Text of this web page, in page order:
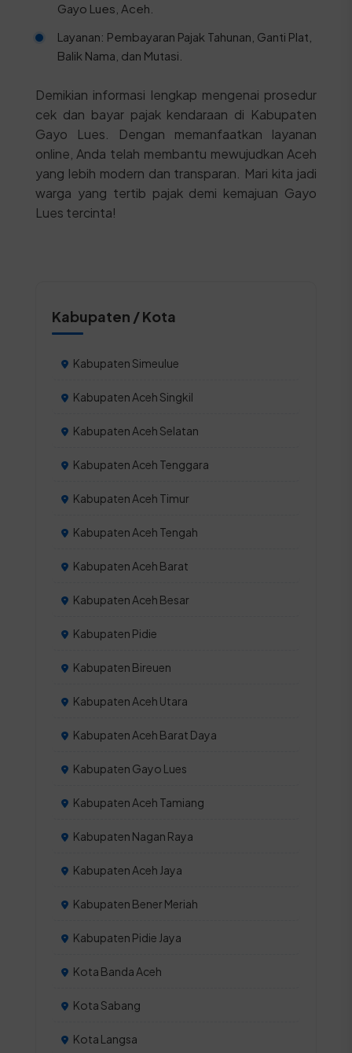
Gayo Lues, Aceh.
Layanan: Pembayaran Pajak Tahunan, Ganti Plat,
Balik Nama, dan Mutasi.
Demikian informasi lengkap mengenai prosedur
cek dan bayar pajak kendaraan di Kabupaten
Gayo Lues. Dengan memanfaatkan layanan
online, Anda telah membantu mewujudkan Aceh
yang lebih modern dan transparan. Mari kita jadi
warga yang tertib pajak demi kemajuan Gayo
Lues tercinta!
Kabupaten / Kota
Kabupaten Simeulue
Kabupaten Aceh Singkil
Kabupaten Aceh Selatan
Kabupaten Aceh Tenggara
Kabupaten Aceh Timur
Kabupaten Aceh Tengah
Kabupaten Aceh Barat
Kabupaten Aceh Besar
Kabupaten Pidie
Kabupaten Bireuen
Kabupaten Aceh Utara
Kabupaten Aceh Barat Daya
Kabupaten Gayo Lues
Kabupaten Aceh Tamiang
Kabupaten Nagan Raya
Kabupaten Aceh Jaya
Kabupaten Bener Meriah
Kabupaten Pidie Jaya
Kota Banda Aceh
Kota Sabang
Kota Langsa